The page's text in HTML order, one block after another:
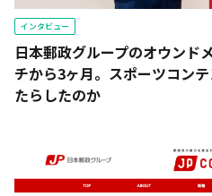
インタビュー
日本郵政グループのオウンド
チから3ヶ月。スポーツコン
たらしたのか